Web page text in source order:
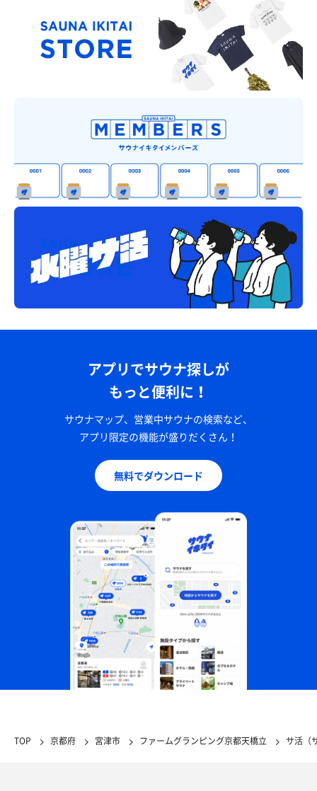
アプリでサウナ探しが
もっと便利に！
サウナマップ、営業中サウナの検索など、
アプリ限定の機能が盛りだくさん！
無料でダウンロード
TOP 京都府 宮津市 ファームグランピング京都天橋立 サ活（